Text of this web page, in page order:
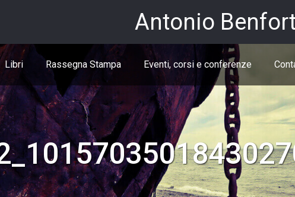
Antonio
Libri Rassegna Stampa Eventi, corsi e conferenze